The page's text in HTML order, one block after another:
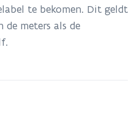
te bekomen. Dit geldt
meters als de